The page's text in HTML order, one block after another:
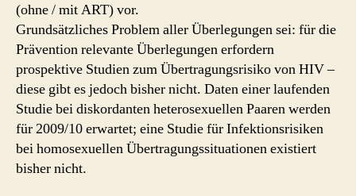
(ohne / mit ART) vor.
Grundsätzliches Problem aller Überlegungen sei: für die
Prävention relevante Überlegungen erfordern
prospektive Studien zum Übertragungsrisiko von HIV –
diese gibt es jedoch bisher nicht. Daten einer laufenden
Studie bei diskordanten heterosexuellen Paaren werden
für 2009/10 erwartet; eine Studie für Infektionsrisiken
bei homosexuellen Übertragungssituationen existiert
bisher nicht.